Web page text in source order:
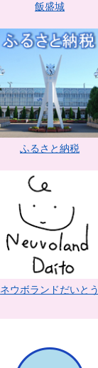
飯盛城
ふるさと納税
ネウボランドだいとう